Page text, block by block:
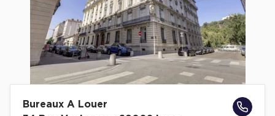
Bureaux A Louer